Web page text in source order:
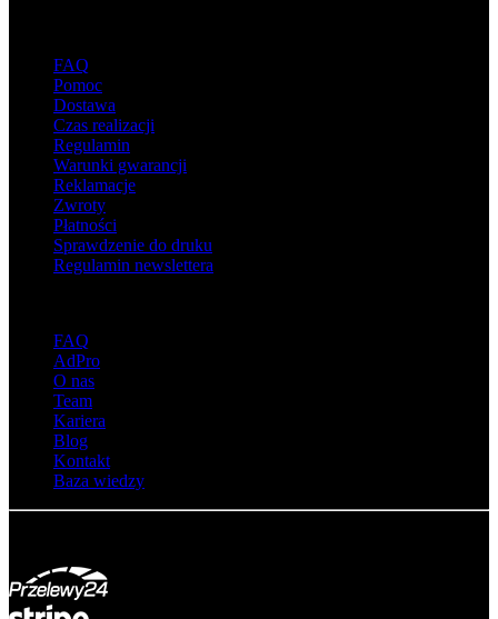
FAQ
Pomoc
Dostawa
Czas realizacji
Regulamin
Warunki gwarancji
Reklamacje
Zwroty
Płatności
Sprawdzenie do druku
Regulamin newslettera
FAQ
AdPro
O nas
Team
Kariera
Blog
Kontakt
Baza wiedzy